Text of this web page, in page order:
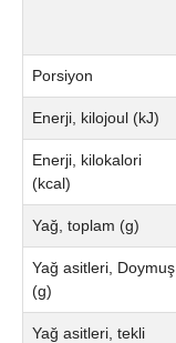
Porsiyon
Enerji, kilojoul (kJ)
Enerji, kilokalori
(kcal)
Yağ, toplam (g)
Yağ asitleri, Doymuş
(g)
Yağ asitleri, tekli